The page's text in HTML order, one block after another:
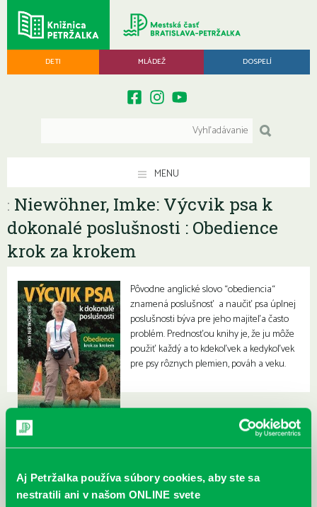
Aj Petržalka používa súbory cookies, aby ste sa
nestratili ani v našom ONLINE svete
DETI MLÁDEŽ DOSPELÍ
MENU
: Niewöhner, Imke: Výcvik psa k
dokonalé poslušnosti : Obedience
krok za krokem
Pôvodne anglické slovo “obediencia“
znamená poslušnosť a naučiť psa úplnej
poslušnosti býva pre jeho majiteľa často
problém. Prednosťou knihy je, že ju môže
použiť každý a to kdekoľvek a kedykoľvek
pre psy rôznych plemien, pováh a veku.